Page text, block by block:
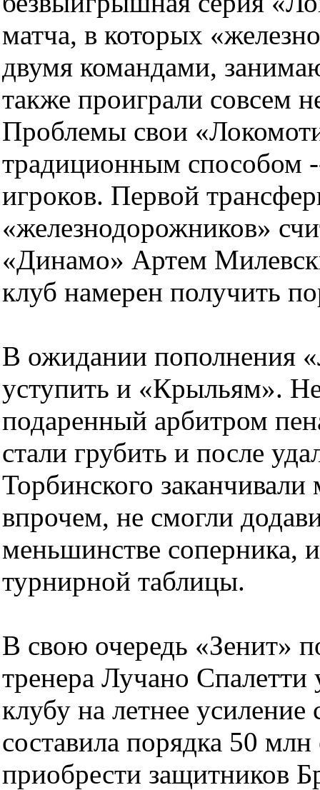
матча, в которых
двумя командами,
также проиграли совсем
Проблемы свои
традиционным способом
игроков. Первой
«железнодорожников»
«Динамо» Артем
клуб намерен получить
В ожидании пополнения
уступить и «Крыльям».
подаренный арбитром
стали грубить и после
Торбинского заканчивали
впрочем, не смогли
меньшинстве соперника,
турнирной таблицы.
В свою очередь «Зенит»
тренера Лучано Спалетти
клубу на летнее усиление
составила порядка 50
приобрести защитников